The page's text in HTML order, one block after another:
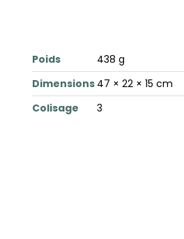
Poids
438 g
Dimensions 47 × 22 × 15 cm
Colisage
3